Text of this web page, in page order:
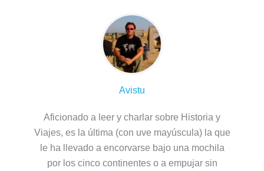
Avistu
Aficionado a leer y charlar sobre Historia y
Viajes, es la última (con uve mayúscula) la que
le ha llevado a encorvarse bajo una mochila
por los cinco continentes o a empujar sin